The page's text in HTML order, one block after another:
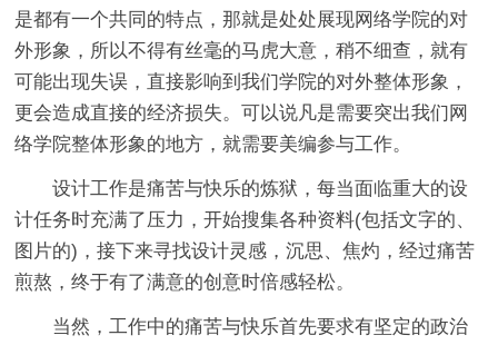
是都有一个共同的特点，那就是处处展现网络学院的对
外形象，所以不得有丝毫的马虎大意，稍不细查，就有
可能出现失误，直接影响到我们学院的对外整体形象，
更会造成直接的经济损失。可以说凡是需要突出我们网
络学院整体形象的地方，就需要美编参与工作。
设计工作是痛苦与快乐的炼狱，每当面临重大的设
计任务时充满了压力，开始搜集各种资料(包括文字的、
图片的)，接下来寻找设计灵感，沉思、焦灼，经过痛苦
煎熬，终于有了满意的创意时倍感轻松。
当然，工作中的痛苦与快乐首先要求有坚定的政治